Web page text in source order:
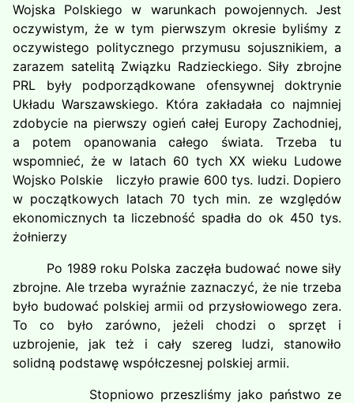
Wojska Polskiego w warunkach powojennych. Jest
oczywistym, że w tym pierwszym okresie byliśmy z
oczywistego politycznego przymusu sojusznikiem, a
zarazem satelitą Związku Radzieckiego. Siły zbrojne
PRL były podporządkowane ofensywnej doktrynie
Układu Warszawskiego. Która zakładała co najmniej
zdobycie na pierwszy ogień całej Europy Zachodniej,
a potem opanowania całego świata. Trzeba tu
wspomnieć, że w latach 60 tych XX wieku Ludowe
Wojsko Polskie liczyło prawie 600 tys. ludzi. Dopiero
w początkowych latach 70 tych min. ze względów
ekonomicznych ta liczebność spadła do ok 450 tys.
żołnierzy
Po 1989 roku Polska zaczęła budować nowe siły
zbrojne. Ale trzeba wyraźnie zaznaczyć, że nie trzeba
było budować polskiej armii od przysłowiowego zera.
To co było zarówno, jeżeli chodzi o sprzęt i
uzbrojenie, jak też i cały szereg ludzi, stanowiło
solidną podstawę współczesnej polskiej armii.
Stopniowo przeszliśmy jako państwo ze